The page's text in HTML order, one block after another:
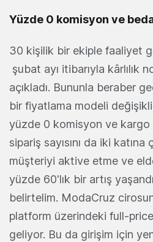
Yüzde 0 komisyon ve
30 kişilik bir ekiple faaliyet
şubat ayı itibarıyla kârlılık
açıkladı. Bununla beraber
bir fiyatlama modeli
yüzde 0 komisyon ve
sipariş sayısını da iki katına
müşteriyi aktive etme ve
yüzde 60'lık bir artış
belirtelim. ModaCruz
platform üzerindeki full-
geliyor. Bu da girişim için